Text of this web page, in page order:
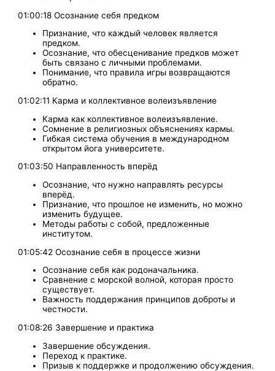
01:00:18 Осознание себя предком
Признание, что каждый человек является
предком.
Осознание, что обесценивание предков может
быть связано с личными проблемами.
Понимание, что правила игры возвращаются
обратно.
01:02:11 Карма и коллективное волеизъявление
Карма как коллективное волеизъявление.
Сомнение в религиозных объяснениях кармы.
Гибкая система обучения в международном
открытом йога университете.
01:03:50 Направленность вперёд
Осознание, что нужно направлять ресурсы
вперёд.
Признание, что прошлое не изменить, но можно
изменить будущее.
Методы работы с собой, предложенные
институтом.
01:05:42 Осознание себя в процессе жизни
Осознание себя как родоначальника.
Сравнение с морской волной, которая просто
существует.
Важность поддержания принципов доброты и
честности.
01:08:26 Завершение и практика
Завершение обсуждения.
Переход к практике.
Призыв к поддержке и продолжению обсуждения.